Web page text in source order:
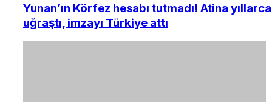
Yunan’ın Körfez hesabı tutmadı! Atina yıllarca
uğraştı, imzayı Türkiye attı